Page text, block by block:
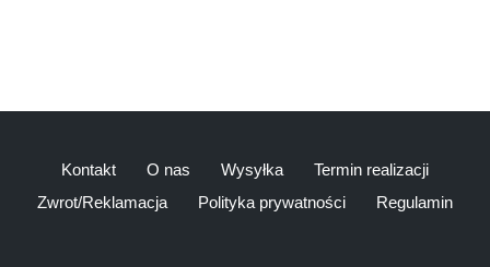
Kontakt O nas Wysyłka
Termin realizacji
Zwrot/Reklamacja
Polityka prywatności Regulamin